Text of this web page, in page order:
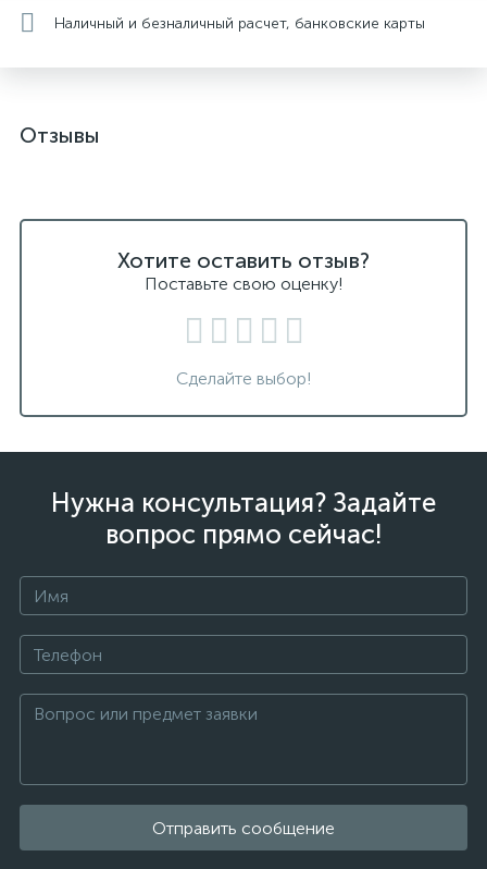
Наличный и безналичный расчет, банковские карты
Отзывы
Хотите оставить отзыв?
Поставьте свою оценку!
Сделайте выбор!
Нужна консультация? Задайте
вопрос прямо сейчас!
Отправить сообщение